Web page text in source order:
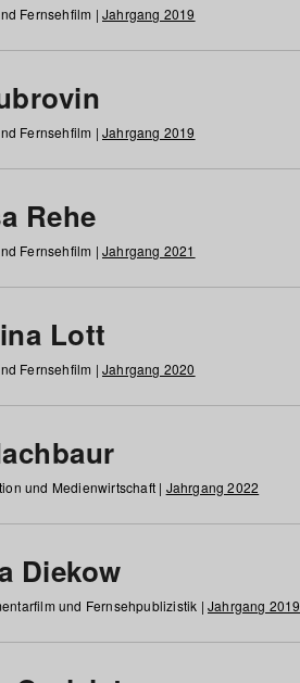
Fernsehfilm | Jahrgang 2019
Fernsehfilm | Jahrgang 2019
Rehe
Fernsehfilm | Jahrgang 2021
Lott
Fernsehfilm | Jahrgang 2020
und Medienwirtschaft | Jahrgang 2022
Diekow
und Fernsehpublizistik | Jahrgang 2019